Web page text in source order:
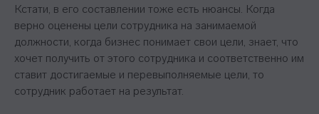
Кстати, в его составлении тоже есть нюансы. Когда
верно оценены цели сотрудника на занимаемой
должности, когда бизнес понимает свои цели, знает, что
хочет получить от этого сотрудника и соответственно им
ставит достигаемые и перевыполняемые цели, то
сотрудник работает на результат.